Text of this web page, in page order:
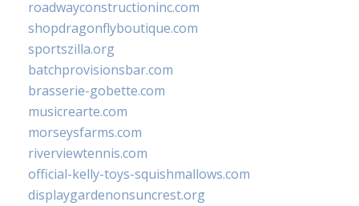
roadwayconstructioninc.com
shopdragonflyboutique.com
sportszilla.org
batchprovisionsbar.com
brasserie-gobette.com
musicrearte.com
morseysfarms.com
riverviewtennis.com
official-kelly-toys-squishmallows.com
displaygardenonsuncrest.org